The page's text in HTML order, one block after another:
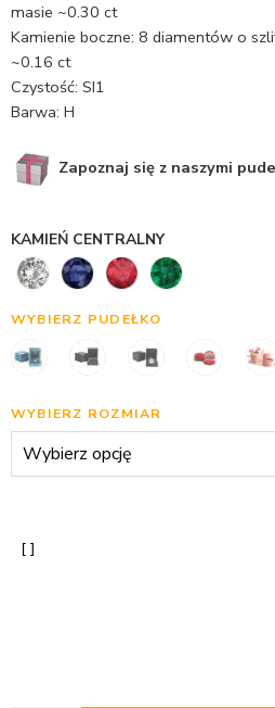
masie ~0.30 ct
Kamienie boczne: 8 diamentów o
~0.16 ct
Czystość: SI1
Barwa: H
Zapoznaj się z naszymi
KAMIEŃ CENTRALNY
WYBIERZ PUDEŁKO
WYBIERZ ROZMIAR